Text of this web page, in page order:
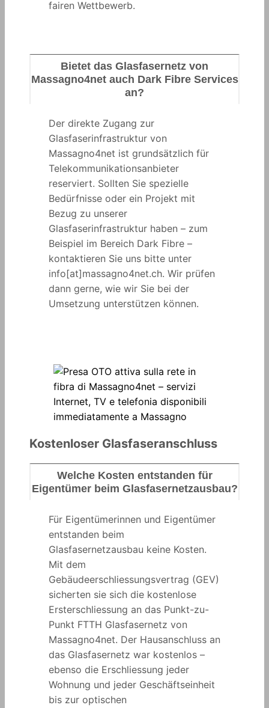
fairen Wettbewerb.
Bietet das Glasfasernetz von
Massagno4net auch Dark Fibre Services
an?
Der direkte Zugang zur
Glasfaserinfrastruktur von
Massagno4net ist grundsätzlich für
Telekommunikationsanbieter
reserviert. Sollten Sie spezielle
Bedürfnisse oder ein Projekt mit
Bezug zu unserer
Glasfaserinfrastruktur haben – zum
Beispiel im Bereich Dark Fibre –
kontaktieren Sie uns bitte unter
info[at]massagno4net.ch. Wir prüfen
dann gerne, wie wir Sie bei der
Umsetzung unterstützen können.
Kostenloser Glasfaseranschluss
Welche Kosten entstanden für
Eigentümer beim Glasfasernetzausbau?
Für Eigentümerinnen und Eigentümer
entstanden beim
Glasfasernetzausbau keine Kosten.
Mit dem
Gebäudeerschliessungsvertrag (GEV)
sicherten sie sich die kostenlose
Ersterschliessung an das Punkt-zu-
Punkt FTTH Glasfasernetz von
Massagno4net. Der Hausanschluss an
das Glasfasernetz war kostenlos –
ebenso die Erschliessung jeder
Wohnung und jeder Geschäftseinheit
bis zur optischen